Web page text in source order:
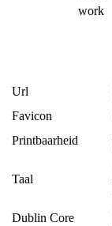
work
Url
Favicon
Printbaarheid
Taal
Dublin Core